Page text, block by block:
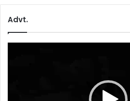
Advt.